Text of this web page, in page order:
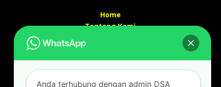
Home
Tentang Kami
Kontak kami
Anda terhubung dengan admin DSA